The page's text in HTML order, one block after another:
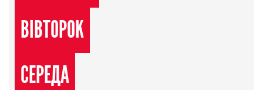
ВІВТОРОК
СЕРЕДА